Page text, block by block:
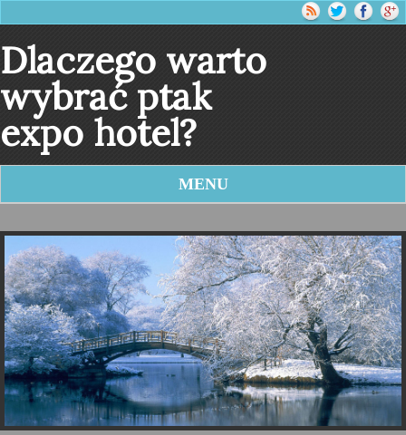
Dlaczego warto
wybrać ptak
expo hotel?
MENU